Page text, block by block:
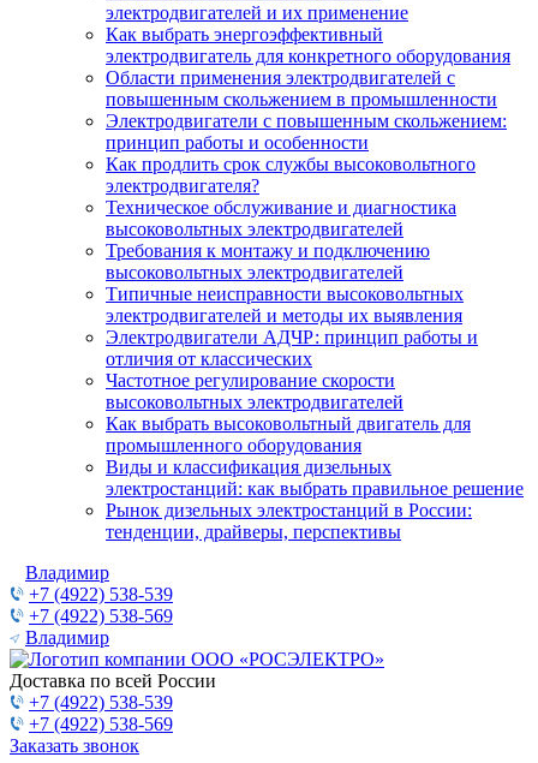
электродвигателей и их применение
Как выбрать энергоэффективный
электродвигатель для конкретного оборудования
Области применения электродвигателей с
повышенным скольжением в промышленности
Электродвигатели с повышенным скольжением:
принцип работы и особенности
Как продлить срок службы высоковольтного
электродвигателя?
Техническое обслуживание и диагностика
высоковольтных электродвигателей
Требования к монтажу и подключению
высоковольтных электродвигателей
Типичные неисправности высоковольтных
электродвигателей и методы их выявления
Электродвигатели АДЧР: принцип работы и
отличия от классических
Частотное регулирование скорости
высоковольтных электродвигателей
Как выбрать высоковольтный двигатель для
промышленного оборудования
Виды и классификация дизельных
электростанций: как выбрать правильное решение
Рынок дизельных электростанций в России:
тенденции, драйверы, перспективы
Владимир
+7 (4922) 538-539
+7 (4922) 538-569
Владимир
Доставка по всей России
+7 (4922) 538-539
+7 (4922) 538-569
Заказать звонок